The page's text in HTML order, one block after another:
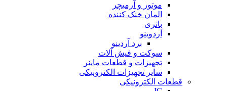
موتور و آرمیچر
المان خنک کننده
باتری
آردوینو
برد آردینو
سوکت و فیش آلات
تجهیزات و قطعات ماینر
سایر تجهیزات الکترونیکی
قطعات الکترونیکی